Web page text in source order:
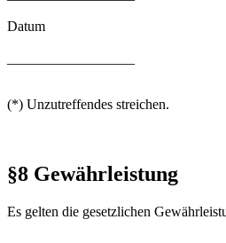
Datum
(*) Unzutreffendes streichen.
§8 Gewährleistung
Es gelten die gesetzlichen